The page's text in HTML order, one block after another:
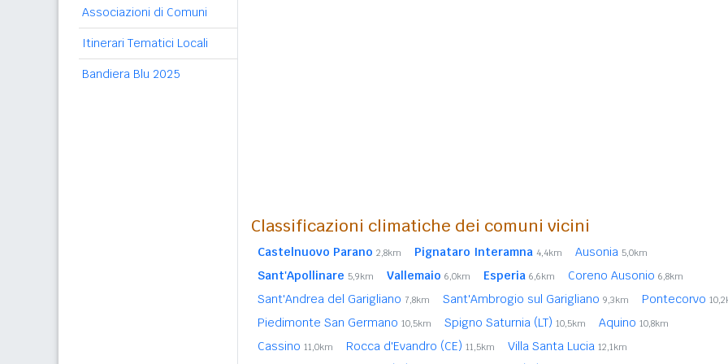
Associazioni di Comuni
Itinerari Tematici Locali
Bandiera Blu 2025
Classificazioni climatiche dei comuni vicini
Castelnuovo Parano 2,8km Pignataro Interamna 4,4km Ausonia 5,0km
Sant'Apollinare 5,9km Vallemaio 6,0km Esperia 6,6km Coreno Ausonio 6,8km
Sant'Andrea del Garigliano 7,8km Sant'Ambrogio sul Garigliano 9,3km Pontecorvo
Piedimonte San Germano 10,5km Spigno Saturnia (LT) 10,5km Aquino 10,8km
Cassino 11,0km Rocca d'Evandro (CE) 11,5km Villa Santa Lucia 12,1km